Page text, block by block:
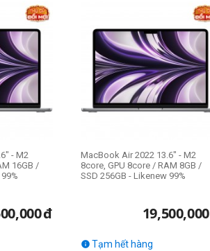
- M2
16GB /
đ
MacBook Air 2022 13.6" - M2
8core, GPU 8core / RAM 8GB /
SSD 256GB - Likenew 99%
19,500,000
Tạm hết hàng
